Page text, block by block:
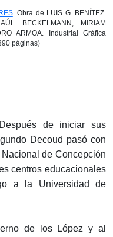
. Obra de LUIS G. BENÍTEZ.
BECKELMANN, MIRIAM
ARMOA. Industrial Gráfica
páginas)
de iniciar sus
Decoud pasó con
de Concepción
centros educacionales
a la Universidad de
de los López y al